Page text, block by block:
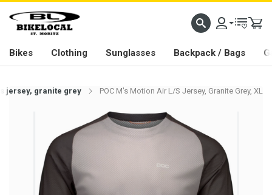
PASSION IN ALL WE DO
Bikes Clothing Sunglasses Backpack / Bags
jersey, granite grey POC M's Motion Air L/S Jersey, Granite Grey, XL